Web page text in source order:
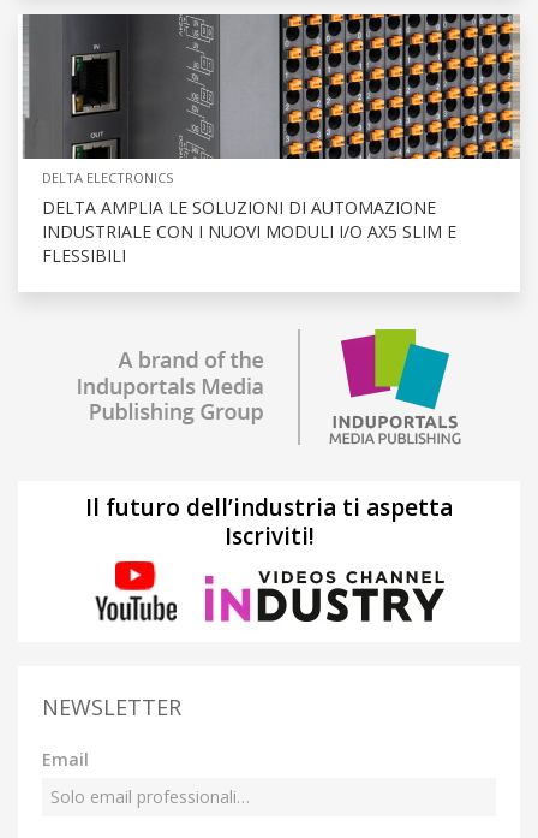
DELTA ELECTRONICS
DELTA AMPLIA LE SOLUZIONI DI AUTOMAZIONE
INDUSTRIALE CON I NUOVI MODULI I/O AX5 SLIM E
FLESSIBILI
Il futuro dell’industria ti aspetta
Iscriviti!
NEWSLETTER
Email